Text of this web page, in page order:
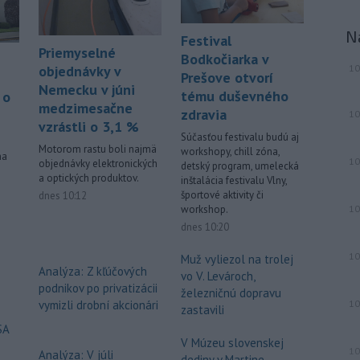
ostrova Szigetcsúcs na Dunaji v
koryte rieky bombu s hmotnosťou
približne 500 kilogramov. Samospráva
to v stredu uviedla na svojej webovej
stránke, pričom neskôr napísala, že
pyrotechnici ju úspešne odstránili.
17:19 - Pri izraelskom útoku na juhu
Libanonu zahynul v stredu jeden
človek a ďalších 11 utrpelo zranenia.
Izraelská armáda zároveň oznámila,
že v danej oblasti začala novú vlnu
leteckých útokov. Stalo sa tak v reakcii
strany hnutia Hizballáh.
Viac >
Priemyselné
objednávky v
Nemecku v júni
medzimesačne
vzrástli o 3,1 %
Motorom rastu boli najmä
objednávky elektronických
a optických produktov.
dnes 10:12
Analýza: Z kľúčových
podnikov po privatizácii
vymizli drobní akcionári
Analýza: V júli
Festival
Bodkočiarka v
Prešove otvorí
tému duševného
zdravia
Súčasťou festivalu budú aj
workshopy, chill zóna,
detský program, umelecká
inštalácia festivalu Vlny,
športové aktivity či
workshop.
dnes 10:20
Muž vyliezol na trolej
vo V. Levároch,
železničnú dopravu
zastavili
V Múzeu slovenskej